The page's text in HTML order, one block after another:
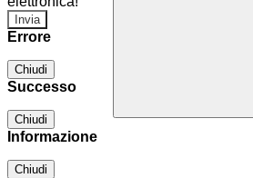
Errore
Chiudi
Successo
Chiudi
Informazione
Chiudi